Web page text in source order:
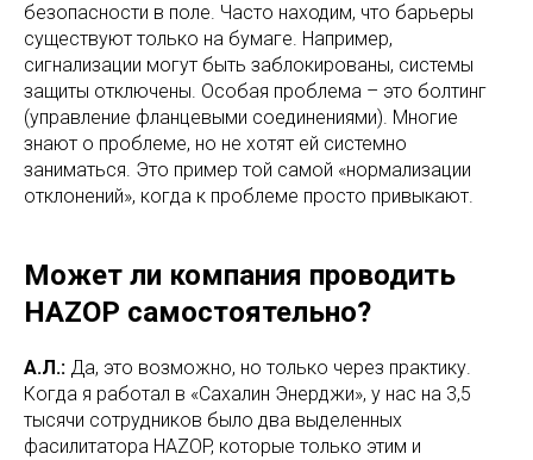
безопасности в поле. Часто находим, что барьеры
существуют только на бумаге. Например,
сигнализации могут быть заблокированы, системы
защиты отключены. Особая проблема – это болтинг
(управление фланцевыми соединениями). Многие
знают о проблеме, но не хотят ей системно
заниматься. Это пример той самой «нормализации
отклонений», когда к проблеме просто привыкают.
Может ли компания проводить
HAZOP самостоятельно?
А.Л.: Да, это возможно, но только через практику.
Когда я работал в «Сахалин Энерджи», у нас на 3,5
тысячи сотрудников было два выделенных
фасилитатора HAZOP, которые только этим и